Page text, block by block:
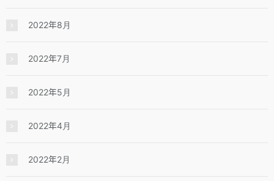
2022年8月
2022年7月
2022年5月
2022年4月
2022年2月